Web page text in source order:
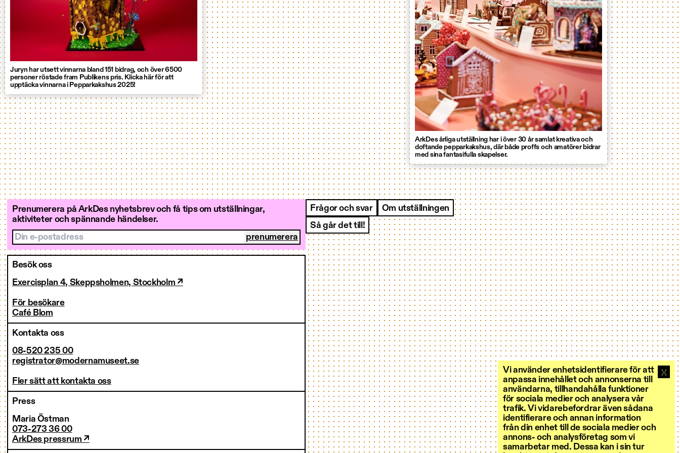
Vi använder enhetsidentifierare för att
anpassa innehållet och annonserna till
användarna, tillhandahålla funktioner
för sociala medier och analysera vår
trafik. Vi vidarebefordrar även sådana
identifierare och annan information
från din enhet till de sociala medier och
annons- och analysföretag som vi
samarbetar med. Dessa kan i sin tur
Juryn har utsett vinnarna bland 151 bidrag, och över 6500
personer röstade fram Publikens pris. Klicka här för att
upptäcka vinnarna i Pepparkakshus 2025!
ArkDes årliga utställning har i över 30 år samlat kreativa och
doftande pepparkakshus, där både proffs och amatörer bidrar
med sina fantasifulla skapelser.
Prenumerera på ArkDes nyhetsbrev och få tips om utställningar,
aktiviteter och spännande händelser.
Din e-postadress
Besök oss
Exercisplan 4, Skeppsholmen, Stockholm ↗
För besökare
Café Blom
Kontakta oss
08-520 235 00
registrator@modernamuseet.se
Fler sätt att kontakta oss
Press
Maria Östman
073-273 36 00
ArkDes pressrum ↗
Frågor och svar
Om utställningen
Så går det till!